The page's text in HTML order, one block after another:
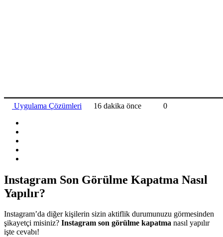
Uygulama Çözümleri 16 dakika önce 0
Instagram Son Görülme Kapatma Nasıl
Yapılır?
Instagram’da diğer kişilerin sizin aktiflik durumunuzu görmesinden
şikayetçi misiniz? Instagram son görülme kapatma nasıl yapılır
işte cevabı!